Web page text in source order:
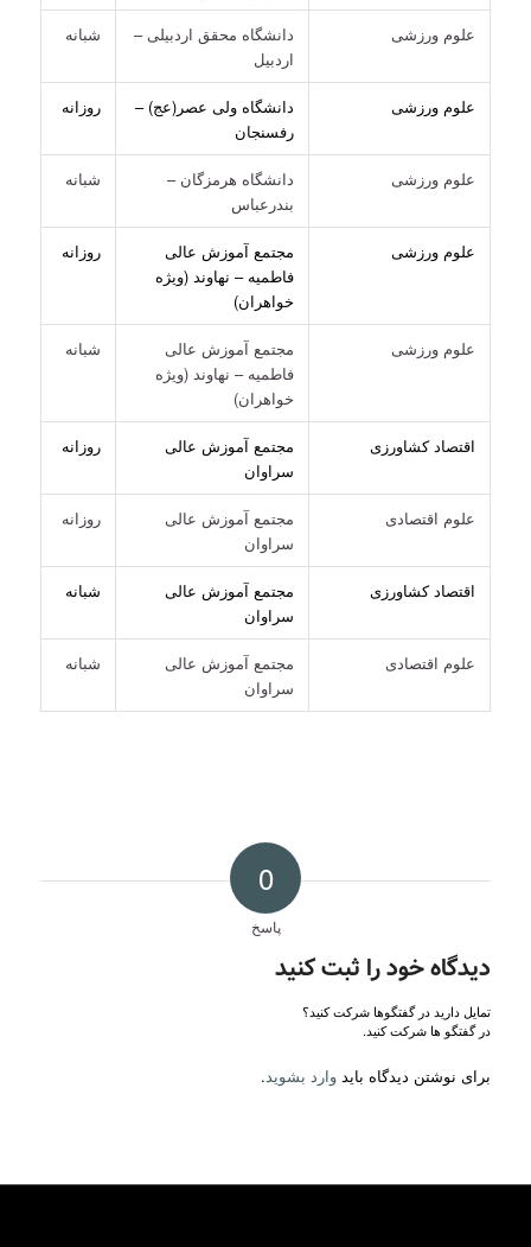
علوم ورزشی
دانشگاه محقق اردبیلی –
اردبیل
شبانه
علوم ورزشی
دانشگاه ولی عصر(عج) –
رفسنجان
روزانه
علوم ورزشی
دانشگاه هرمزگان –
بندرعباس
شبانه
علوم ورزشی
مجتمع آموزش عالی
فاطمیه – نهاوند (ویژه
خواهران)
روزانه
علوم ورزشی
مجتمع آموزش عالی
فاطمیه – نهاوند (ویژه
خواهران)
شبانه
اقتصاد کشاورزی
مجتمع آموزش عالی
سراوان
روزانه
علوم اقتصادی
مجتمع آموزش عالی
سراوان
روزانه
اقتصاد کشاورزی
مجتمع آموزش عالی
سراوان
شبانه
علوم اقتصادی
مجتمع آموزش عالی
سراوان
شبانه
0
پاسخ
دیدگاه خود را ثبت کنید
تمایل دارید در گفتگوها شرکت کنید؟
در گفتگو ها شرکت کنید.
برای نوشتن دیدگاه باید وارد بشوید.